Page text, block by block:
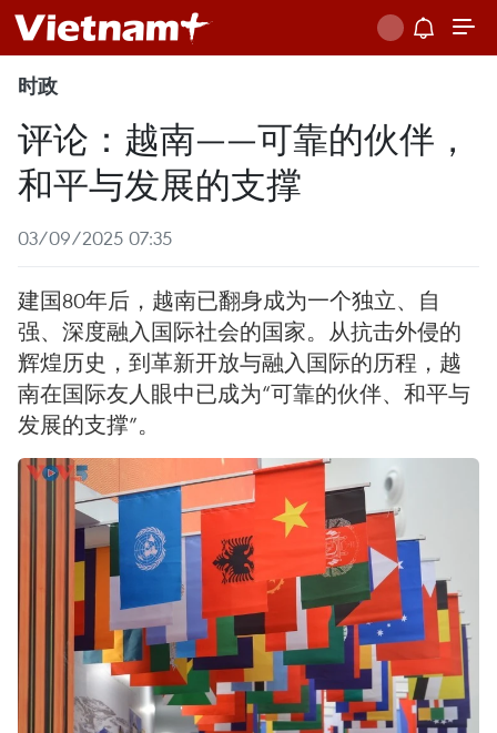
时政
评论：越南——可靠的伙伴，
和平与发展的支撑
03/09/2025 07:35
建国80年后，越南已翻身成为一个独立、自
强、深度融入国际社会的国家。从抗击外侵的
辉煌历史，到革新开放与融入国际的历程，越
南在国际友人眼中已成为“可靠的伙伴、和平与
发展的支撑”。